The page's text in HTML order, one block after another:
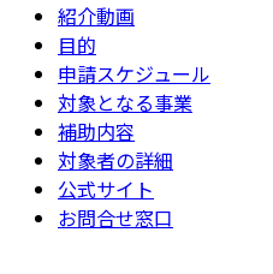
紹介動画
目的
申請スケジュール
対象となる事業
補助内容
対象者の詳細
公式サイト
お問合せ窓口